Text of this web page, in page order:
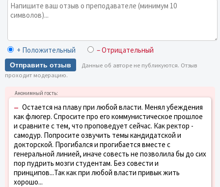
+ Положительный – Отрицательный
Отправить отзыв
Данные об авторе не публикуются. Отзыв
проходит модерацию.
– Остается на плаву при любой власти. Менял убеждения
как флюгер. Спросите про его коммунистическое прошлое
и сравните с тем, что проповедует сейчас. Как ректор -
самодур. Попросите озвучить темы кандидатской и
докторской. Прогибался и прогибается вместе с
генеральной линией, иначе совесть не позволила бы до сих
пор пудрить мозги студентам. Без совести и
принципов...Так как при любой власти привык жить
хорошо...